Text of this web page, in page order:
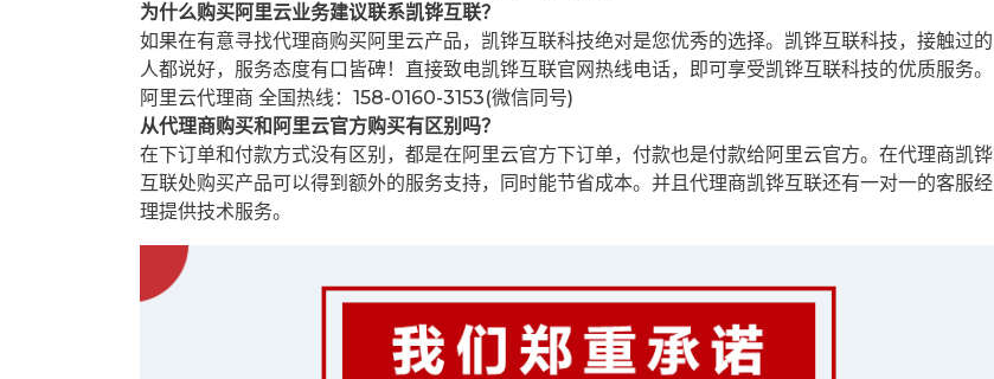
为什么购买阿里云业务建议联系凯铧互联？
如果在有意寻找代理商购买阿里云产品，凯铧互联科技绝对是您优秀的选择。凯铧互联科技，接触过的
人都说好，服务态度有口皆碑！直接致电凯铧互联官网热线电话，即可享受凯铧互联科技的优质服务。
阿里云代理商 全国热线：158-0160-3153(微信同号)
从代理商购买和阿里云官方购买有区别吗？
在下订单和付款方式没有区别，都是在阿里云官方下订单，付款也是付款给阿里云官方。在代理商凯铧
互联处购买产品可以得到额外的服务支持，同时能节省成本。并且代理商凯铧互联还有一对一的客服经
理提供技术服务。